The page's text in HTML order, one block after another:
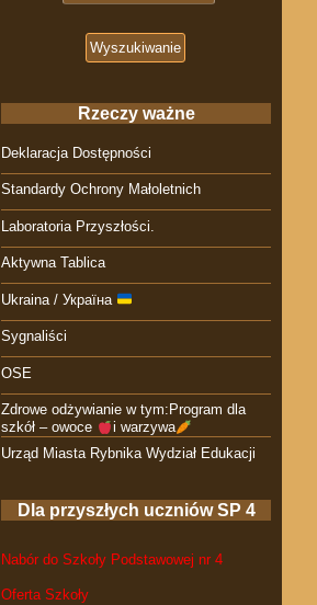
Rzeczy ważne
Deklaracja Dostępności
Standardy Ochrony Małoletnich
Laboratoria Przyszłości.
Aktywna Tablica
Ukraina / Україна
Sygnaliści
OSE
Zdrowe odżywianie w tym:Program dla
szkół – owoce
i warzywa
Urząd Miasta Rybnika Wydział Edukacji
Dla przyszłych uczniów SP 4
Nabór do Szkoły Podstawowej nr 4
Oferta Szkoły